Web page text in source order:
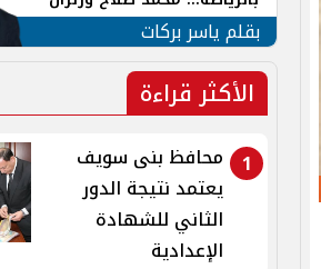
الهوية في الشارع التركي
بقلم ياسر بركات
الأكثر قراءة
1
محافظ بنى سويف
يعتمد نتيجة الدور
الثاني للشهادة
الإعدادية